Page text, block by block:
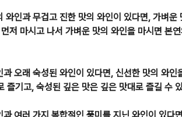
와인과 무겁고 진한 맛의 와인이 있다면, 가벼운
저 마시고 나서 가벼운 맛의 와인을 마시면 본
과 오래 숙성된 와인이 있다면, 신선한 맛의 와인
즐기고, 숙성된 깊은 맛은 깊은 맛대로 즐길 수